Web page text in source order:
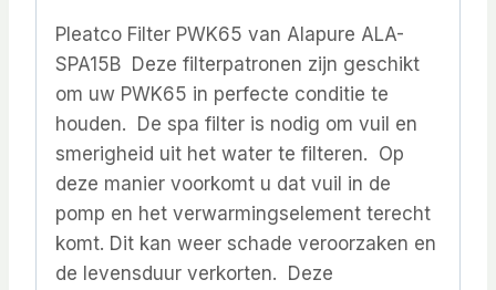
Pleatco Filter PWK65 van Alapure ALA-
SPA15B Deze filterpatronen zijn geschikt
om uw PWK65 in perfecte conditie te
houden. De spa filter is nodig om vuil en
smerigheid uit het water te filteren. Op
deze manier voorkomt u dat vuil in de
pomp en het verwarmingselement terecht
komt. Dit kan weer schade veroorzaken en
de levensduur verkorten. Deze